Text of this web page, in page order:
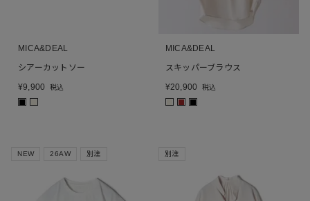
MICA&DEAL
シアーカットソー
¥9,900 税込
MICA&DEAL
スキッパーブラウス
¥20,900 税込
NEW 26AW 別注 別注